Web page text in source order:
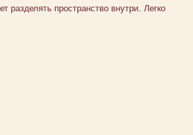
пространство внутри. Легко